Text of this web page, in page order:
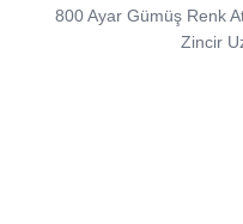
800 Ayar Gümüş Renk
Zincir